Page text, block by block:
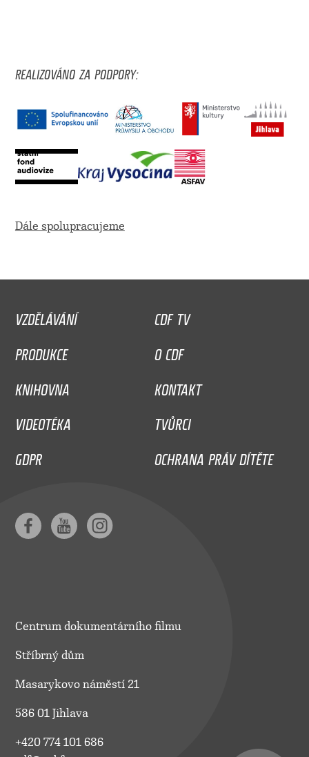
REALIZOVÁNO ZA PODPORY:
Dále spolupracujeme
VZDĚLÁVÁNÍ
CDF TV
PRODUKCE
O CDF
KNIHOVNA
KONTAKT
VIDEOTÉKA
TVŮRCI
GDPR
OCHRANA PRÁV DÍTĚTE
Centrum dokumentárního filmu
Stříbrný dům
Masarykovo náměstí 21
586 01 Jihlava
+420 774 101 686